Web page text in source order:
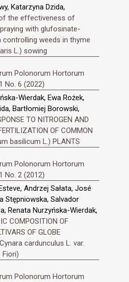
Katarzyna Dzida,
the effectiveness of
with glufosinate-
controlling weeds in thyme
L.) sowing
Polonorum Hortorum
No. 6 (2022)
Wierdak, Ewa Rożek,
Bartłomiej Borowski,
TO NITROGEN AND
OF COMMON
basilicum L.) PLANTS
Polonorum Hortorum
No. 2 (2012)
Andrzej Sałata, José
Stępniowska, Salvador
Renata Nurzyńska-Wierdak,
COMPOSITION OF
OF GLOBE
cardunculus L. var.
Fiori)
Polonorum Hortorum